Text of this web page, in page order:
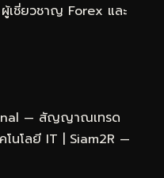
เชี่ยวชาญ Forex และ
— สัญญาณเทรด
นโลยี IT | Siam2R —